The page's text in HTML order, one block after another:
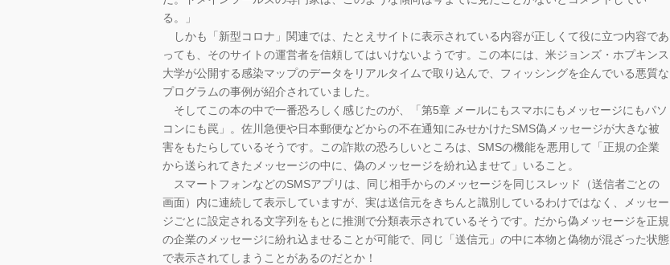
る。」
しかも「新型コロナ」関連では、たとえサイトに表示されている内容が正しくて役に立つ内容であ
っても、そのサイトの運営者を信頼してはいけないようです。この本には、米ジョンズ・ホプキンス
大学が公開する感染マップのデータをリアルタイムで取り込んで、フィッシングを企んでいる悪質な
プログラムの事例が紹介されていました。
そしてこの本の中で一番恐ろしく感じたのが、「第5章 メールにもスマホにもメッセージにもパソ
コンにも罠」。佐川急便や日本郵便などからの不在通知にみせかけたSMS偽メッセージが大きな被
害をもたらしているそうです。この詐欺の恐ろしいところは、SMSの機能を悪用して「正規の企業
から送られてきたメッセージの中に、偽のメッセージを紛れ込ませて」いること。
スマートフォンなどのSMSアプリは、同じ相手からのメッセージを同じスレッド（送信者ごとの
画面）内に連続して表示していますが、実は送信元をきちんと識別しているわけではなく、メッセー
ジごとに設定される文字列をもとに推測で分類表示されているそうです。だから偽メッセージを正規
の企業のメッセージに紛れ込ませることが可能で、同じ「送信元」の中に本物と偽物が混ざった状態
で表示されてしまうことがあるのだとか！